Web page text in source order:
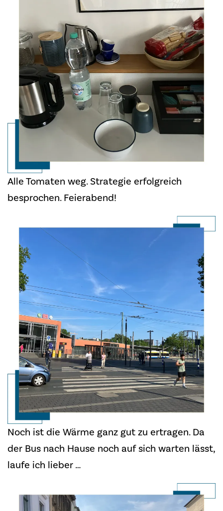
Alle Tomaten weg. Strategie erfolgreich
besprochen. Feierabend!
Noch ist die Wärme ganz gut zu ertragen. Da
der Bus nach Hause noch auf sich warten lässt,
laufe ich lieber …